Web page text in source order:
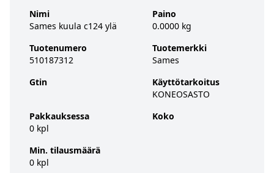
Nimi
Sames kuula c124 ylä
Tuotenumero
510187312
Gtin
Pakkauksessa
0 kpl
Min. tilausmäärä
0 kpl
Paino
0.0000 kg
Tuotemerkki
Sames
Käyttötarkoitus
KONEOSASTO
Koko